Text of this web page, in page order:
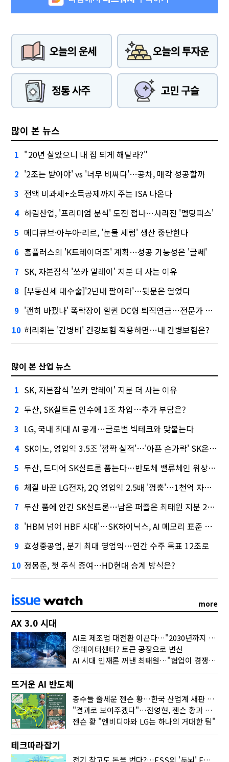
많이 본 뉴스
1 "20년 살았으니 내 집 되게 해달라?"
2 '2조는 받아야' vs '너무 비싸다'…공차, 매각 성공할까
3 전액 비과세+소득공제까지 주는 ISA 나온다
4 하림산업, '프리미엄 분식' 도전 접나…사라진 '멜팅피스'
5 메디큐브·아누아·리르, '눈물 세럼' 생산 중단한다
6 홈플러스의 'K트레이더조' 계획…성공 가능성은 '글쎄'
7 SK, 자본잠식 '쏘카 말레이' 지분 더 사는 이유
8 [부동산세 대수술]'2년내 팔아라'…뒷문은 열었다
9 '괜히 바꿨나' 폭락장이 할퀸 DC형 퇴직연금…전문가 조언은
10 허리휘는 '간병비' 건강보험 적용하면…내 간병보험은?
많이 본 산업 뉴스
1 SK, 자본잠식 '쏘카 말레이' 지분 더 사는 이유
2 두산, SK실트론 인수에 1조 차입…추가 부담은?
3 LG, 국내 최대 AI 공개…글로벌 빅테크와 맞붙는다
4 SK이노, 영업익 3.5조 '깜짝 실적'…'아픈 손가락' SK온의 반전
5 두산, 드디어 SK실트론 품는다…반도체 밸류체인 위상 강화
6 체질 바꾼 LG전자, 2Q 영업익 2.5배 '껑충'…1천억 자사주 태운다
7 두산 품에 안긴 SK실트론…남은 퍼즐은 최태원 지분 29.4%
8 'HBM 넘어 HBF 시대'…SK하이닉스, AI 메모리 표준 선점 나섰다
9 효성중공업, 분기 최대 영업익…연간 수주 목표 12조로
10 정몽준, 첫 주식 증여…HD현대 승계 방식은?
more
AX 3.0 시대
AI로 제조업 대전환 이끈다…"2030년까지 민관합동 20조 투자"
②데이터센터? 토큰 공장으로 변신
AI 시대 인재론 꺼낸 최태원…"협업이 경쟁력"
뜨거운 AI 반도체
총수들 줄세운 젠슨 황…한국 산업계 새판 짰다
"결과로 보여주겠다"…전영현, 젠슨 황과 HBM5 논의
젠슨 황 "엔비디아와 LG는 하나의 거대한 팀"
테크따라잡기
전기 창고도 돈을 번다?…ESS의 '두뇌' EMO가 뭐길래